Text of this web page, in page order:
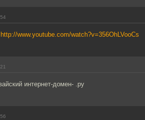
http://www.youtube.com/watch?v=356OhLVooCs
интернет-домен- .py